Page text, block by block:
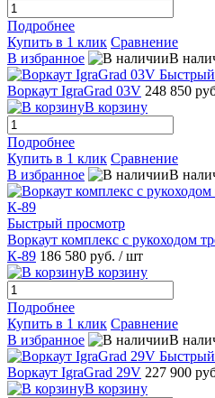
Подробнее
Купить в 1 клик Сравнение
В избранное
В
Воркаут IgraGrad 03V 248 850
В корзину
Подробнее
Купить в 1 клик Сравнение
В избранное
В
Быстрый просмотр
Воркаут комплекс с рукоходом
К-89 186 580 руб. / шт
В корзину
Подробнее
Купить в 1 клик Сравнение
В избранное
В
Воркаут IgraGrad 29V 227 900
В корзину